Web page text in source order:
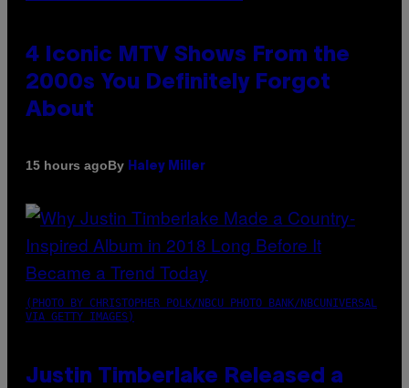
4 Iconic MTV Shows From the
2000s You Definitely Forgot
About
15 hours agoBy Haley Miller
(PHOTO BY CHRISTOPHER POLK/NBCU PHOTO BANK/NBCUNIVERSAL
VIA GETTY IMAGES)
Justin Timberlake Released a